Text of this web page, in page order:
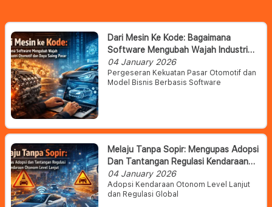
Dari Mesin Ke Kode: Bagaimana
Software Mengubah Wajah Industri
Otomotif Dan Daya Saing Pasar
04 January 2026
Pergeseran Kekuatan Pasar Otomotif dan
Model Bisnis Berbasis Software
Melaju Tanpa Sopir: Mengupas Adopsi
Dan Tantangan Regulasi Kendaraan
Otonom Level Lanjut
04 January 2026
Adopsi Kendaraan Otonom Level Lanjut
dan Regulasi Global